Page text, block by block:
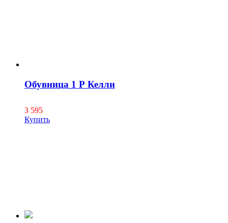
Обувница 1 Р Келли
3 595
Купить